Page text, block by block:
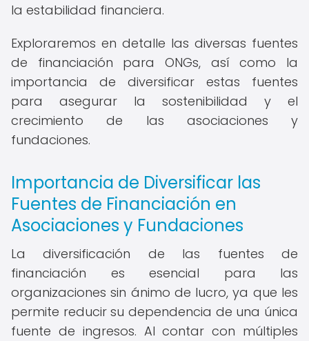
la estabilidad financiera.
Exploraremos en detalle las diversas fuentes
de financiación para ONGs, así como la
importancia de diversificar estas fuentes
para asegurar la sostenibilidad y el
crecimiento de las asociaciones y
fundaciones.
Importancia de Diversificar las
Fuentes de Financiación en
Asociaciones y Fundaciones
La diversificación de las fuentes de
financiación es esencial para las
organizaciones sin ánimo de lucro, ya que les
permite reducir su dependencia de una única
fuente de ingresos. Al contar con múltiples